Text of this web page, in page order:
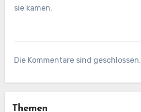
sie kamen.
Die Kommentare sind geschlossen.
Themen